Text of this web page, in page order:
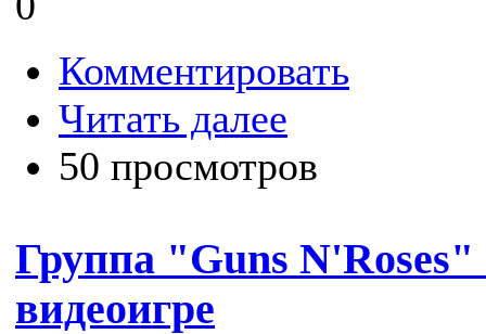
Комментировать
Читать далее
50 просмотров
Группа "Guns
видеоигре